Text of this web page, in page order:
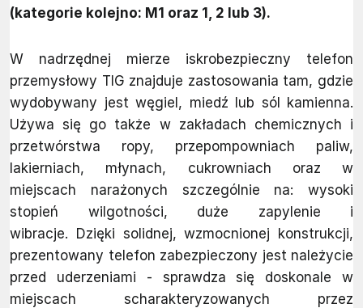
(kategorie kolejno: M1 oraz 1, 2 lub 3).
W nadrzędnej mierze iskrobezpieczny telefon
przemysłowy TIG znajduje zastosowania tam, gdzie
wydobywany jest węgiel, miedź lub sól kamienna.
Używa się go także w zakładach chemicznych i
przetwórstwa ropy, przepompowniach paliw,
lakierniach, młynach, cukrowniach oraz w
miejscach narażonych szczególnie na: wysoki
stopień wilgotności, duże zapylenie i
wibracje. Dzięki solidnej, wzmocnionej konstrukcji,
prezentowany telefon zabezpieczony jest należycie
przed uderzeniami - sprawdza się doskonale w
miejscach scharakteryzowanych przez